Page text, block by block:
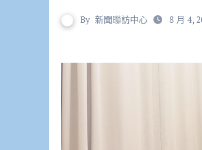
By 新聞聯訪中心 8 月 4,